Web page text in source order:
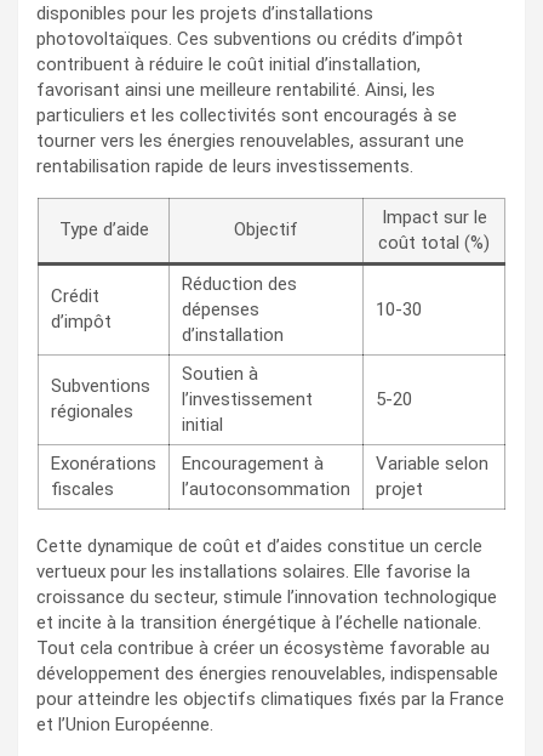
disponibles pour les projets d’installations
photovoltaïques. Ces subventions ou crédits d’impôt
contribuent à réduire le coût initial d’installation,
favorisant ainsi une meilleure rentabilité. Ainsi, les
particuliers et les collectivités sont encouragés à se
tourner vers les énergies renouvelables, assurant une
rentabilisation rapide de leurs investissements.
Type d’aide Objectif
Impact sur le
coût total (%)
Crédit
d’impôt
Réduction des
dépenses
d’installation
10-30
Subventions
régionales
Soutien à
l’investissement
initial
5-20
Exonérations
fiscales
Encouragement à
l’autoconsommation
Variable selon
projet
Cette dynamique de coût et d’aides constitue un cercle
vertueux pour les installations solaires. Elle favorise la
croissance du secteur, stimule l’innovation technologique
et incite à la transition énergétique à l’échelle nationale.
Tout cela contribue à créer un écosystème favorable au
développement des énergies renouvelables, indispensable
pour atteindre les objectifs climatiques fixés par la France
et l’Union Européenne.